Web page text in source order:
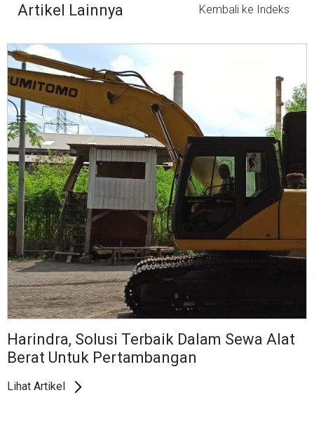
Artikel Lainnya Kembali ke Indeks
Harindra, Solusi Terbaik Dalam Sewa Alat
Berat Untuk Pertambangan
Lihat Artikel